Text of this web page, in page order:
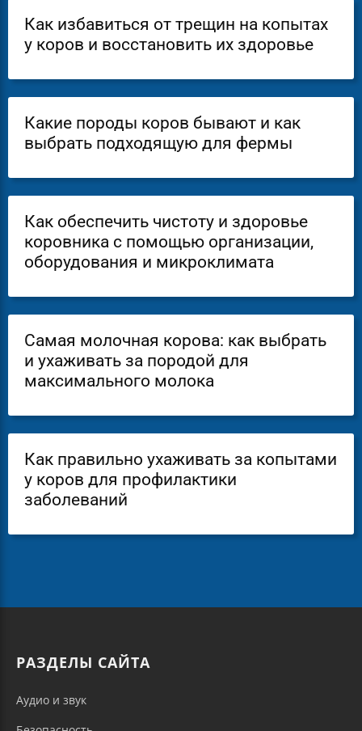
Как избавиться от трещин на копытах
у коров и восстановить их здоровье
Какие породы коров бывают и как
выбрать подходящую для фермы
Как обеспечить чистоту и здоровье
коровника с помощью организации,
оборудования и микроклимата
Самая молочная корова: как выбрать
и ухаживать за породой для
максимального молока
Как правильно ухаживать за копытами
у коров для профилактики
заболеваний
РАЗДЕЛЫ САЙТА
Аудио и звук